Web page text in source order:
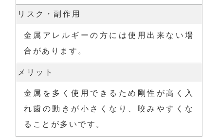
リスク・副作用
金属アレルギーの方には使用出来ない場
合があります。
メリット
金属を多く使用できるため剛性が高く入
れ歯の動きが小さくなり、咬みやすくな
ることが多いです。